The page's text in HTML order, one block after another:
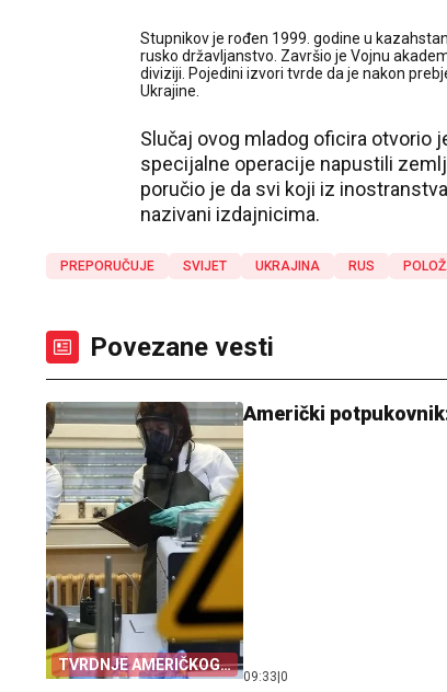
Stupnikov je rođen 1999. godine u
rusko državljanstvo. Završio je Vojnu
diviziji. Pojedini izvori tvrde da je nakon
Ukrajine.
Slučaj ovog mladog oficira otvorio
specijalne operacije napustili
poručio je da svi koji iz
nazivani izdajnicima.
PREPORUČUJE SVIJET UKRAJINA RUS
Povezane vesti
TVRDNJE AMERIČKOG
OFICIRA
Američki
09:33 0